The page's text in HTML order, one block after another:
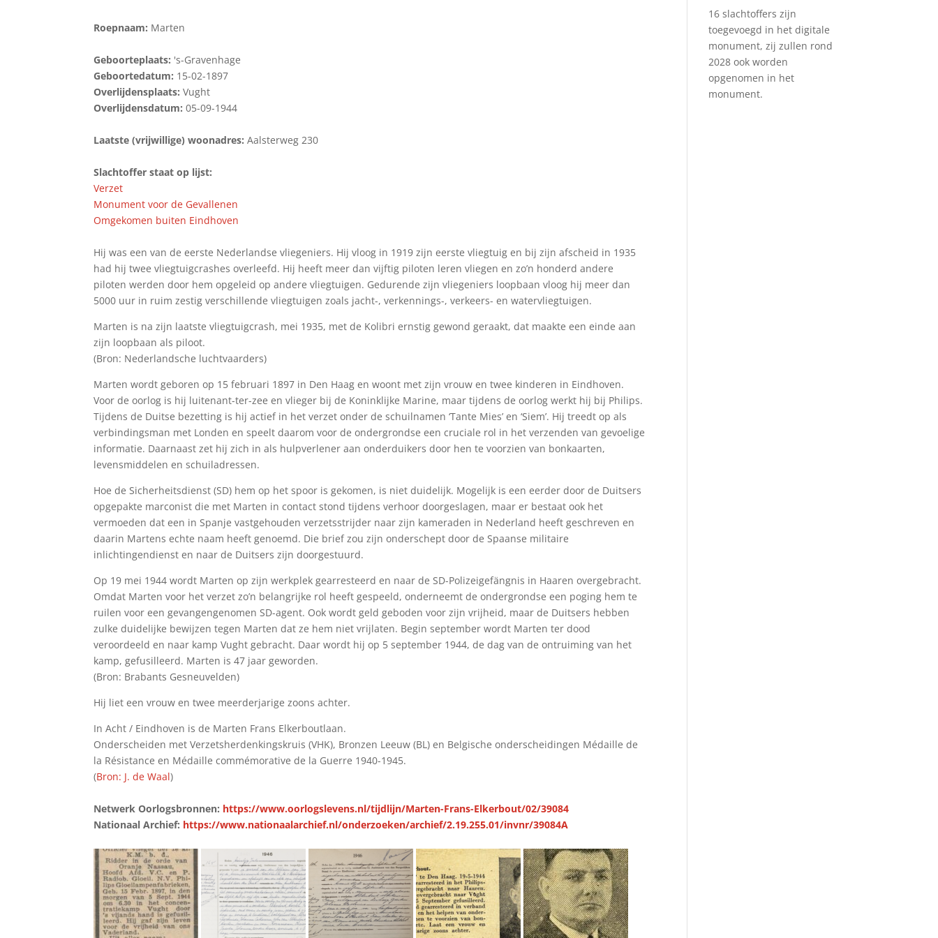
Roepnaam: Marten
Geboorteplaats: 's-Gravenhage
Geboortedatum: 15-02-1897
Overlijdensplaats:Vught
Overlijdensdatum:05-09-1944
Laatste (vrijwillige) woonadres:Aalsterweg 230
Slachtoffer staat op lijst:
Verzet
Monument voor de Gevallenen
Omgekomen buiten Eindhoven
Hij was een van de eerste Nederlandse vliegeniers. Hij vloog in 1919 zijn eerste vliegtuig en bij zijn afscheid in 1935
had hij twee vliegtuigcrashes overleefd. Hij heeft meer dan vijftig piloten leren vliegen en zo’n honderd andere
piloten werden door hem opgeleid op andere vliegtuigen. Gedurende zijn vliegeniers loopbaan vloog hij meer dan
5000 uur in ruim zestig verschillende vliegtuigen zoals jacht-, verkennings-, verkeers- en watervliegtuigen.
Marten is na zijn laatste vliegtuigcrash, mei 1935, met de Kolibri ernstig gewond geraakt, dat maakte een einde aan
zijn loopbaan als piloot.
(Bron: Nederlandsche luchtvaarders)
Marten wordt geboren op 15 februari 1897 in Den Haag en woont met zijn vrouw en twee kinderen in Eindhoven.
Voor de oorlog is hij luitenant-ter-zee en vlieger bij de Koninklijke Marine, maar tijdens de oorlog werkt hij bij Philips.
Tijdens de Duitse bezetting is hij actief in het verzet onder de schuilnamen ‘Tante Mies’ en ‘Siem’. Hij treedt op als
verbindingsman met Londen en speelt daarom voor de ondergrondse een cruciale rol in het verzenden van gevoelige
informatie. Daarnaast zet hij zich in als hulpverlener aan onderduikers door hen te voorzien van bonkaarten,
levensmiddelen en schuiladressen.
Hoe de Sicherheitsdienst (SD) hem op het spoor is gekomen, is niet duidelijk. Mogelijk is een eerder door de Duitsers
opgepakte marconist die met Marten in contact stond tijdens verhoor doorgeslagen, maar er bestaat ook het
vermoeden dat een in Spanje vastgehouden verzetsstrijder naar zijn kameraden in Nederland heeft geschreven en
daarin Martens echte naam heeft genoemd. Die brief zou zijn onderschept door de Spaanse militaire
inlichtingendienst en naar de Duitsers zijn doorgestuurd.
Op 19 mei 1944 wordt Marten op zijn werkplek gearresteerd en naar de SD-Polizeigefängnis in Haaren overgebracht.
Omdat Marten voor het verzet zo’n belangrijke rol heeft gespeeld, onderneemt de ondergrondse een poging hem te
ruilen voor een gevangengenomen SD-agent. Ook wordt geld geboden voor zijn vrijheid, maar de Duitsers hebben
zulke duidelijke bewijzen tegen Marten dat ze hem niet vrijlaten. Begin september wordt Marten ter dood
veroordeeld en naar kamp Vught gebracht. Daar wordt hij op 5 september 1944, de dag van de ontruiming van het
kamp, gefusilleerd. Marten is 47 jaar geworden.
(Bron: Brabants Gesneuvelden)
Hij liet een vrouw en twee meerderjarige zoons achter.
In Acht / Eindhoven is de Marten Frans Elkerboutlaan.
Onderscheiden met Verzetsherdenkingskruis (VHK), Bronzen Leeuw (BL) en Belgische onderscheidingen Médaille de
la Résistance en Médaille commémorative de la Guerre 1940-1945.
(Bron: J. de Waal)
Netwerk Oorlogsbronnen: https://www.oorlogslevens.nl/tijdlijn/Marten-Frans-Elkerbout/02/39084
Nationaal Archief: https://www.nationaalarchief.nl/onderzoeken/archief/2.19.255.01/invnr/39084A
16 slachtoffers zijn
toegevoegd in het digitale
monument, zij zullen rond
2028 ook worden
opgenomen in het
monument.